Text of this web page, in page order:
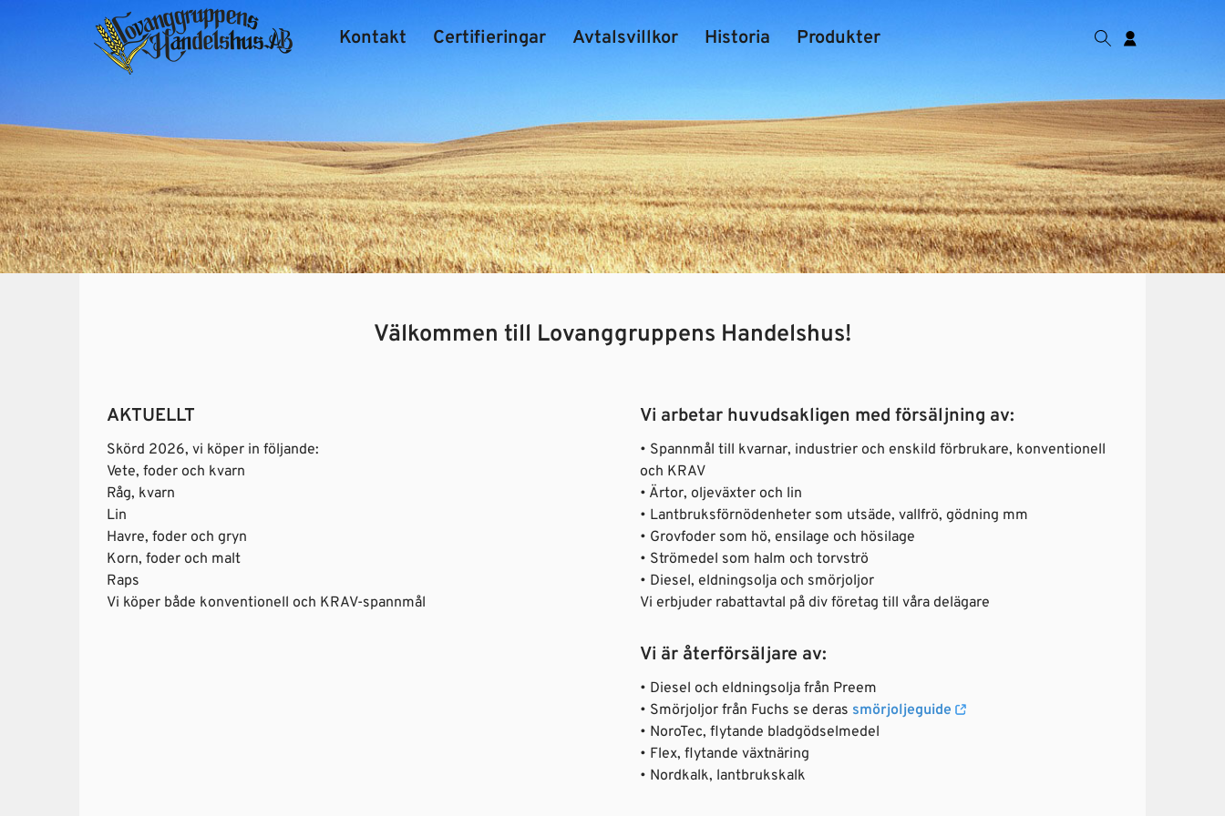
Kontakt Certifieringar Avtalsvillkor Historia Produkter
Välkommen till Lovanggruppens Handelshus!
AKTUELLT
Skörd 2026, vi köper in följande:
Vete, foder och kvarn
Råg, kvarn
Lin
Havre, foder och gryn
Korn, foder och malt
Raps
Vi köper både konventionell och KRAV-spannmål
Vi arbetar huvudsakligen med försäljning av:
• Spannmål till kvarnar, industrier och enskild förbrukare, konventionell
och KRAV
• Ärtor, oljeväxter och lin
• Lantbruksförnödenheter som utsäde, vallfrö, gödning mm
• Grovfoder som hö, ensilage och hösilage
• Strömedel som halm och torvströ
• Diesel, eldningsolja och smörjoljor
Vi erbjuder rabattavtal på div företag till våra delägare
Vi är återförsäljare av:
• Diesel och eldningsolja från Preem
• Smörjoljor från Fuchs se deras smörjoljeguide
• NoroTec, flytande bladgödselmedel
• Flex, flytande växtnäring
• Nordkalk, lantbrukskalk